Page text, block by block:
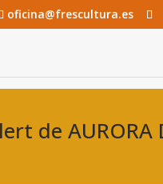
oficina@frescultura.es
de AURORA